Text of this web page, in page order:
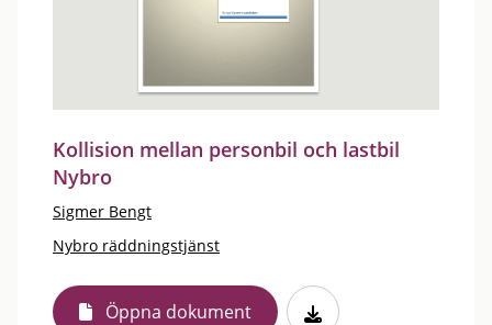
Kollision mellan personbil och lastbil
Nybro
Sigmer Bengt
Nybro räddningstjänst
Öppna dokument